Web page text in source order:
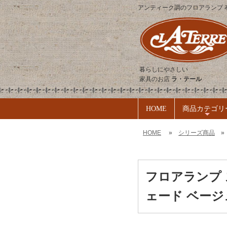
アンティーク調のフロアランプ
暮らしにやさしい
家具のお店 ラ・テール
HOME 商品カテゴリ
HOME » シリーズ商品 »
フロアランプ
ェード ベー